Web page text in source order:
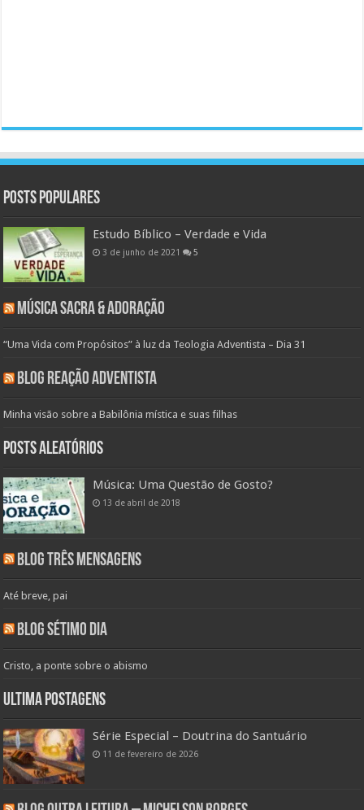
Posts populares
Estudo Bíblico – Verdade e Vida
3 de junho de 2021 5
Música Sacra & Adoração
“Uma Vida com Propósitos” à luz da Teologia Adventista – Dia 31
Blog Reação Adventista
Minha visão sobre a Babilônia mística e suas filhas
Posts aleatórios
Música: Uma Questão de Gosto?
13 de abril de 2018
Blog Três Mensagens
Até breve, pai
Blog Sétimo Dia
Cristo, a ponte sobre o abismo
Ultima Postagens
Série Especial – Doutrina do Santuário
11 de fevereiro de 2026